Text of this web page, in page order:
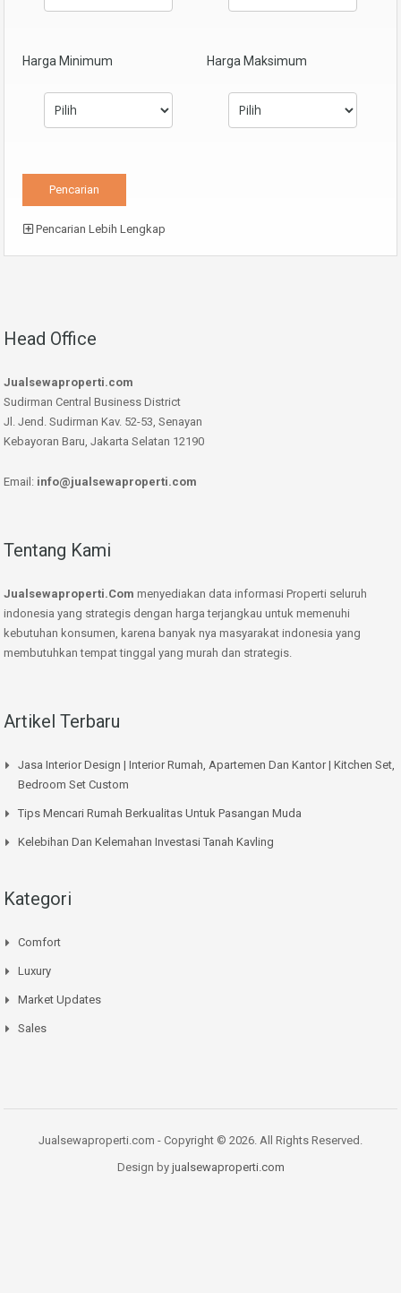
Harga Minimum Harga Maksimum
Pencarian Lebih Lengkap
Head Office
Jualsewaproperti.com
Sudirman Central Business District
Jl. Jend. Sudirman Kav. 52-53, Senayan
Kebayoran Baru, Jakarta Selatan 12190
Email: info@jualsewaproperti.com
Tentang Kami
Jualsewaproperti.Com menyediakan data informasi Properti seluruh
indonesia yang strategis dengan harga terjangkau untuk memenuhi
kebutuhan konsumen, karena banyak nya masyarakat indonesia yang
membutuhkan tempat tinggal yang murah dan strategis.
Artikel Terbaru
Jasa Interior Design | Interior Rumah, Apartemen Dan Kantor | Kitchen Set,
Bedroom Set Custom
Tips Mencari Rumah Berkualitas Untuk Pasangan Muda
Kelebihan Dan Kelemahan Investasi Tanah Kavling
Kategori
Comfort
Luxury
Market Updates
Sales
Jualsewaproperti.com - Copyright © 2026. All Rights Reserved.
Design by jualsewaproperti.com